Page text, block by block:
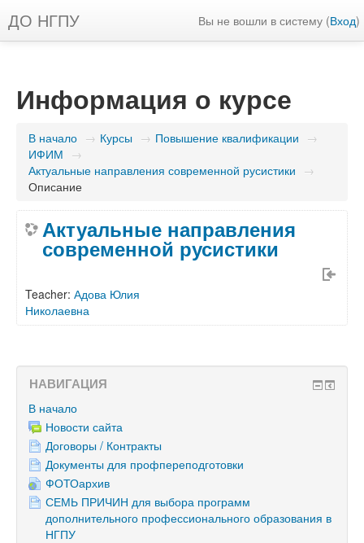
ДО НГПУ Вы не вошли в систему (Вход)
Информация о курсе
В начало → Курсы → Повышение квалификации →
ИФИМ →
Актуальные направления современной русистики →
Описание
Актуальные направления
современной русистики
Teacher: Адова Юлия
Николаевна
НАВИГАЦИЯ
В начало
Новости сайта
Договоры / Контракты
Документы для профпереподготовки
ФОТОархив
СЕМЬ ПРИЧИН для выбора программ
дополнительного профессионального образования в
НГПУ